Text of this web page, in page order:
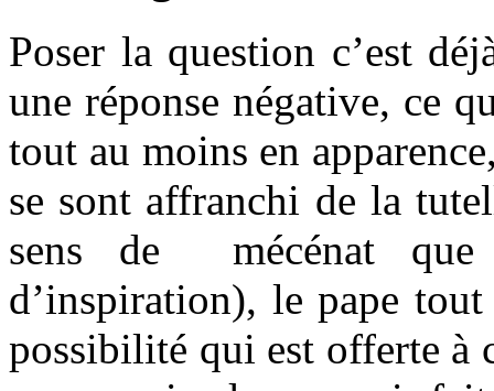
Poser la question c’est
une réponse négative, ce
tout au moins en
se sont affranchi de la
sens de mécénat que
d’inspiration), le pape
possibilité qui est offerte à